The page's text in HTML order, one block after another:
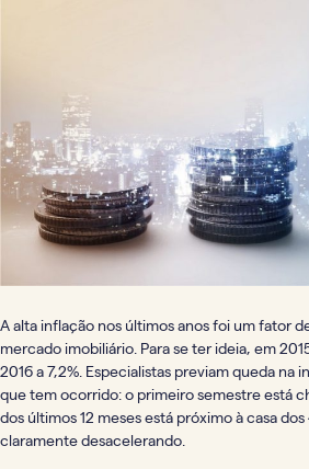
A alta inflação nos últimos anos foi um fator
mercado imobiliário. Para se ter ideia, em
2016 a 7,2%. Especialistas previam queda na
que tem ocorrido: o primeiro semestre está
dos últimos 12 meses está próximo à casa
claramente desacelerando.